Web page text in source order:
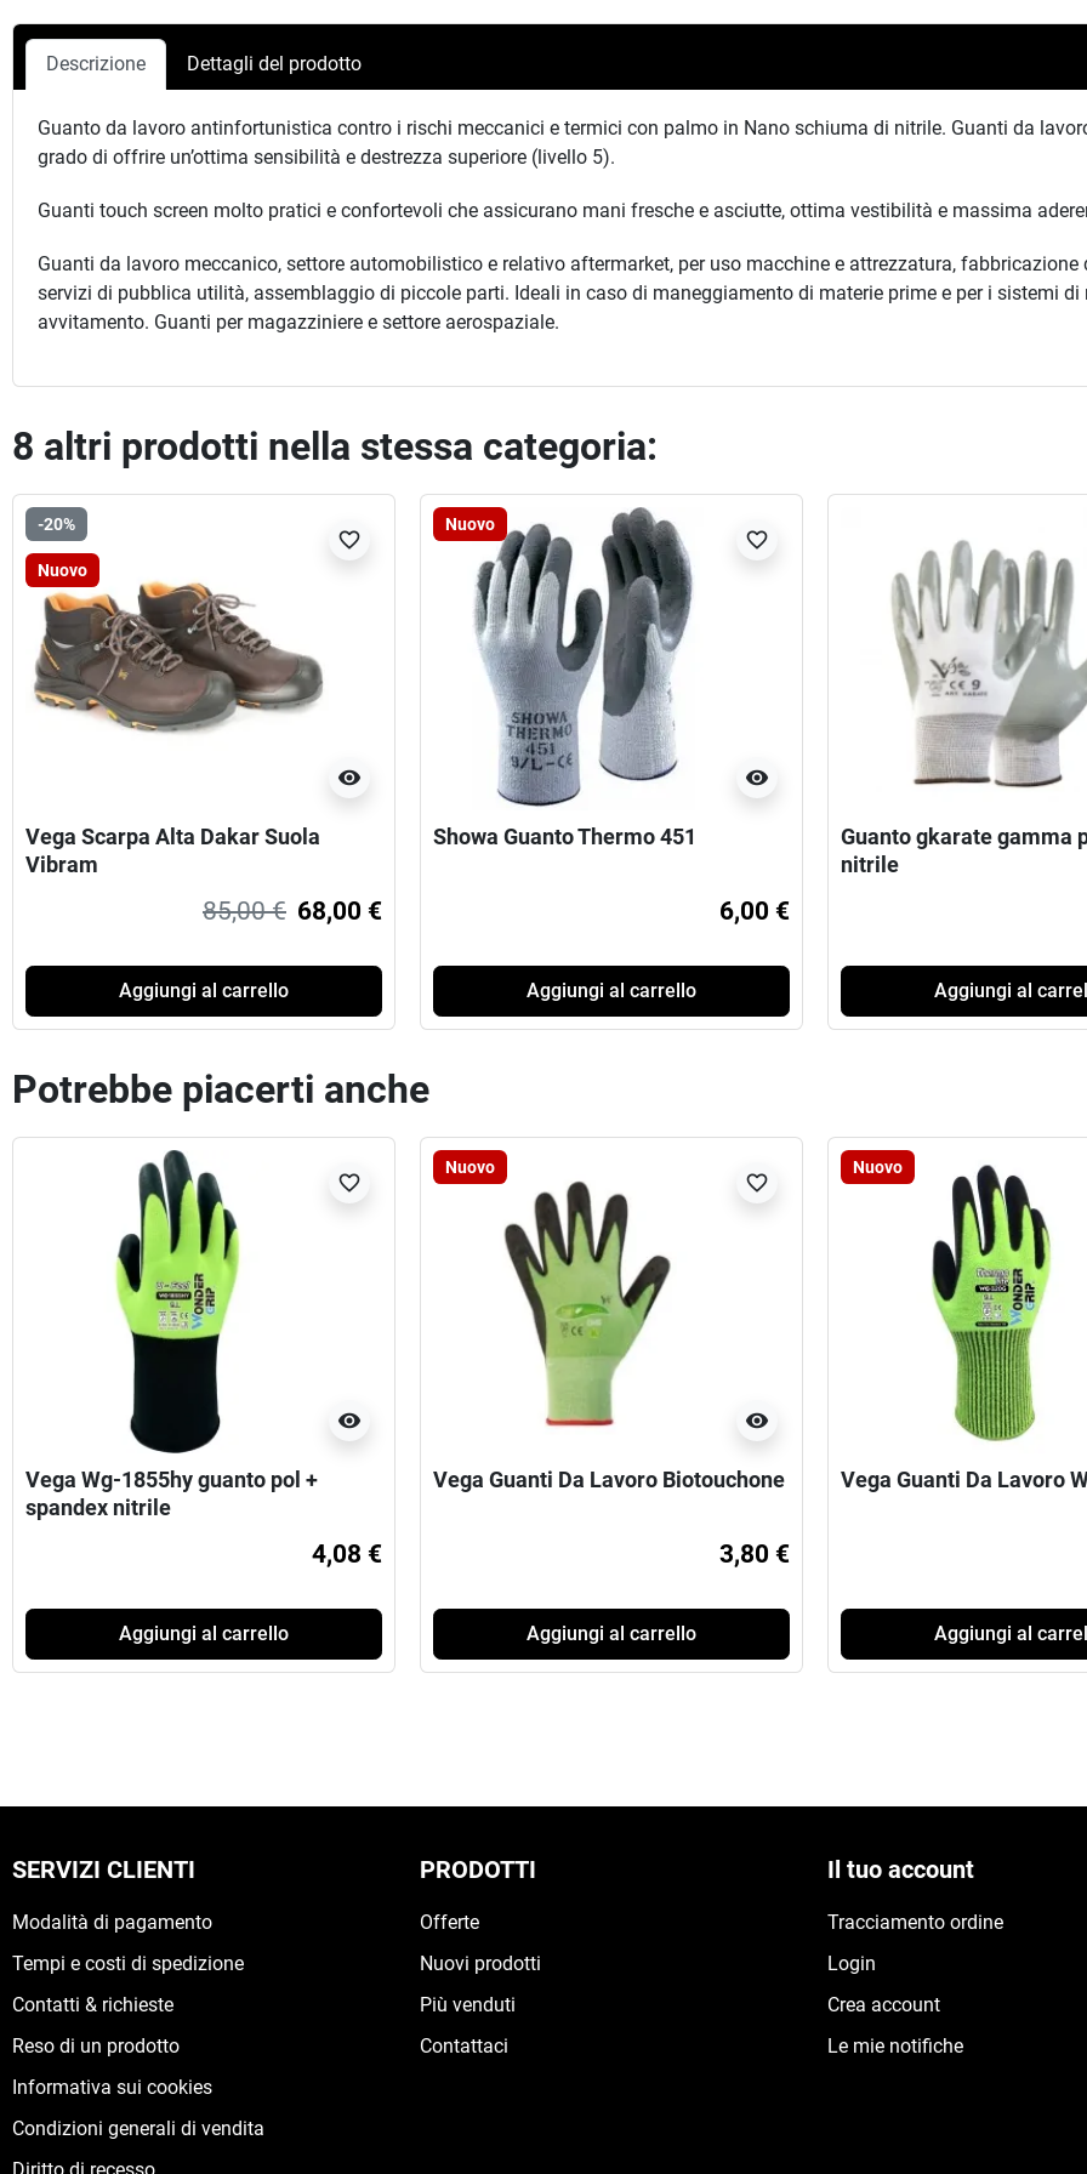
Descrizione Dettagli del prodotto
Guanto da lavoro antinfortunistica contro i rischi meccanici e termici con palmo in Nano schiuma di nitrile. Guanti da
grado di offrire un’ottima sensibilità e destrezza superiore (livello 5).
Guanti touch screen molto pratici e confortevoli che assicurano mani fresche e asciutte, ottima vestibilità e massima
Guanti da lavoro meccanico, settore automobilistico e relativo aftermarket, per uso macchine e attrezzatura,
servizi di pubblica utilità, assemblaggio di piccole parti. Ideali in caso di maneggiamento di materie prime e per i sistemi
avvitamento. Guanti per magazziniere e settore aerospaziale.
8 altri prodotti nella stessa categoria:
-20%
Nuovo
visibility
favorite_border
Vega Scarpa Alta Dakar Suola
Vibram
85,00 € 68,00 €
Aggiungi al carrello
Nuovo
visibility
favorite_border
Showa Guanto Thermo 451
6,00 €
Aggiungi al carrello
Guanto gkarate gamma
nitrile
Aggiungi al
Potrebbe piacerti anche
visibility
favorite_border
Vega Wg-1855hy guanto pol +
spandex nitrile
4,08 €
Aggiungi al carrello
Nuovo
visibility
favorite_border
Vega Guanti Da Lavoro Biotouchone
3,80 €
Aggiungi al carrello
Nuovo
Vega Guanti Da Lavoro
Aggiungi al
SERVIZI CLIENTI
Modalità di pagamento
Tempi e costi di spedizione
Contatti & richieste
Reso di un prodotto
Informativa sui cookies
Condizioni generali di vendita
PRODOTTI
Offerte
Nuovi prodotti
Più venduti
Contattaci
Il tuo account
Tracciamento ordine
Login
Crea account
Le mie notifiche